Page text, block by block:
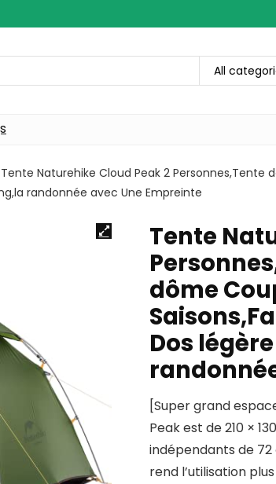
All
Tente Naturehike Cloud Peak 2
randonnée avec Une Empreinte
Tente
dôme
Dos
[Super grand
Peak est de 210 ×
indépendants de
rend l’utilisation